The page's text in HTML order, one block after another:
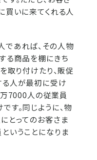
買いに来てくれる人
あれば、その人物
る商品を棚にきち
取り付けたり、販促
る人が最初に受け
万7000人の従業員
す。同じように、物
とってのお客さま
いうことになりま